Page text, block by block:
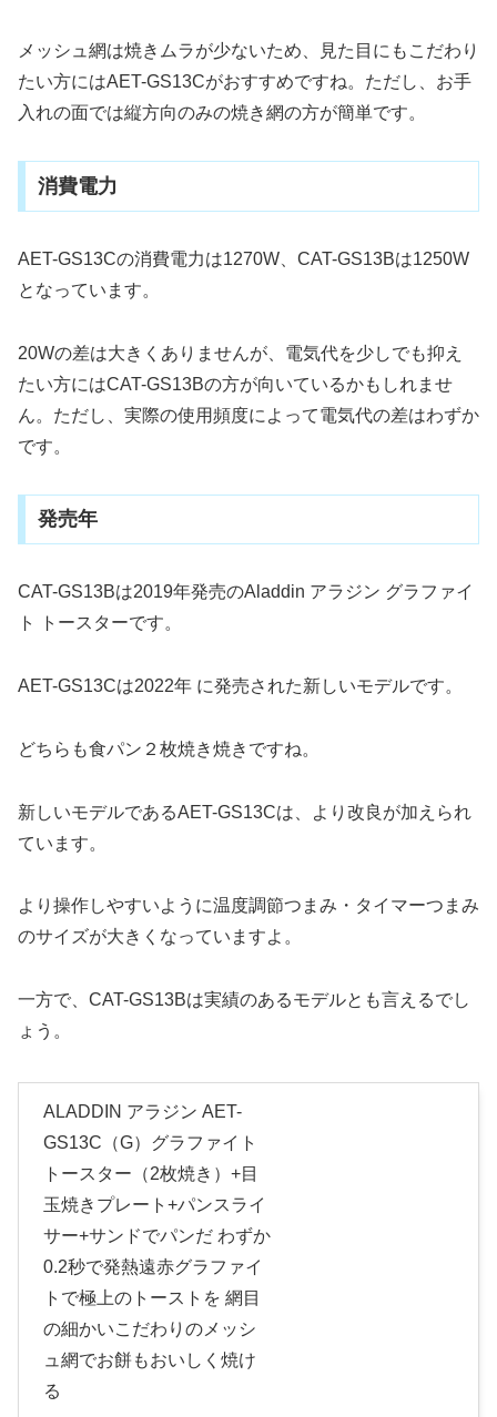
メッシュ網は焼きムラが少ないため、見た目にもこだわり
たい方にはAET-GS13Cがおすすめですね。ただし、お手
入れの面では縦方向のみの焼き網の方が簡単です。
消費電力
AET-GS13Cの消費電力は1270W、CAT-GS13Bは1250W
となっています。
20Wの差は大きくありませんが、電気代を少しでも抑え
たい方にはCAT-GS13Bの方が向いているかもしれませ
ん。ただし、実際の使用頻度によって電気代の差はわずか
です。
発売年
CAT-GS13Bは2019年発売のAladdin アラジン グラファイ
ト トースターです。
AET-GS13Cは2022年 に発売された新しいモデルです。
どちらも食パン２枚焼き焼きですね。
新しいモデルであるAET-GS13Cは、より改良が加えられ
ています。
より操作しやすいように温度調節つまみ・タイマーつまみ
のサイズが大きくなっていますよ。
一方で、CAT-GS13Bは実績のあるモデルとも言えるでし
ょう。
ALADDIN アラジン AET-
GS13C（G）グラファイト
トースター（2枚焼き）+目
玉焼きプレート+パンスライ
サー+サンドでパンだ わずか
0.2秒で発熱遠赤グラファイ
トで極上のトーストを 網目
の細かいこだわりのメッシ
ュ網でお餅もおいしく焼け
る